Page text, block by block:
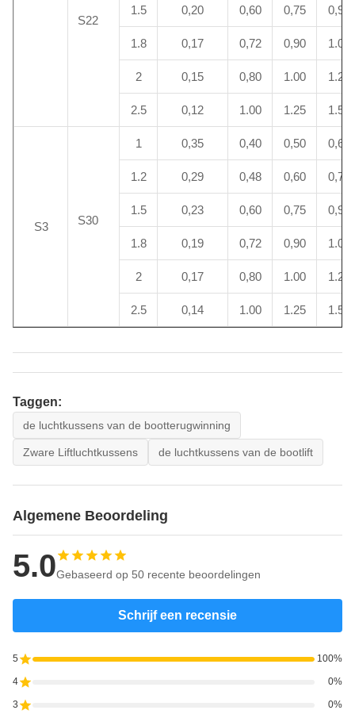
S22
1.5 0,20 0,60 0,75 0,90
1.8 0,17 0,72 0,90 1.08
2 0,15 0,80 1.00 1.20
2.5 0,12 1.00 1.25 1.50
S3 S30
1 0,35 0,40 0,50 0,60
1.2 0,29 0,48 0,60 0,72
1.5 0,23 0,60 0,75 0,90
1.8 0,19 0,72 0,90 1.08
2 0,17 0,80 1.00 1.20
2.5 0,14 1.00 1.25 1.50
Taggen:
de luchtkussens van de bootterugwinning
Zware Liftluchtkussens de luchtkussens van de bootlift
Algemene Beoordeling
5.0Gebaseerd op 50 recente beoordelingen
Schrijf een recensie
5 100%
4 0%
3 0%